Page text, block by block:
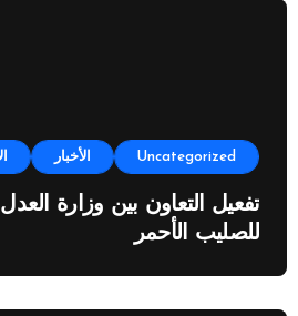
Uncategorized الأخبار
تفعيل التعاون بين وزارة العدل
للصليب الأحمر